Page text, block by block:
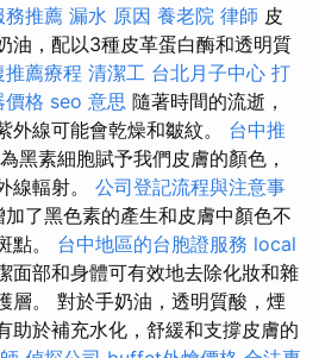
務推薦 漏水 原因 養老院 律師 皮
油，配以3種皮革蛋白酶和透明質
推薦療程 清潔工 台北月子中心 打
價格 seo 意思 隨著時間的流逝，
外線可能會乾燥和皺紋。 台中推
黑素細胞賦予我們皮膚的顏色，
線輻射。 公司登記流程與注意事
加了黑色素的產生和皮膚中顏色不
點。 台中地區的台胞證服務 local
面部和身體可有效地去除化妝和雜
層。 對於手奶油，透明質酸，煙
助於補充水化，舒緩和支撐皮膚的